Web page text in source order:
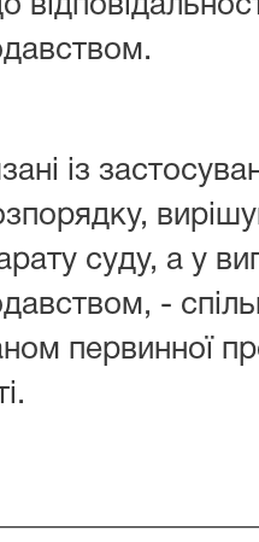
із
суду, а у
-
первинної